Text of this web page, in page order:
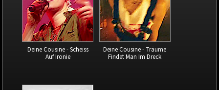
Deine Cousine - Scheiss
Auf Ironie
Deine Cousine - Träume
Findet Man Im Dreck